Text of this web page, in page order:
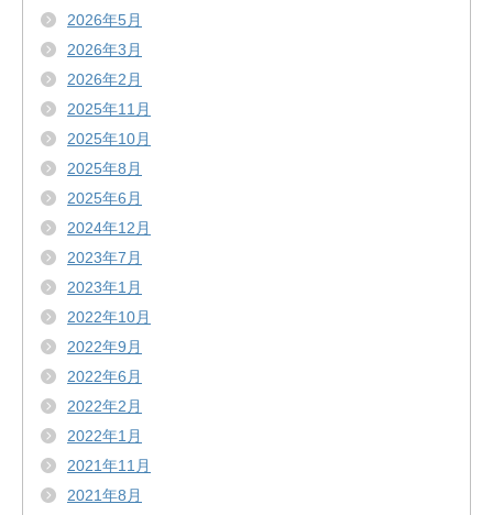
2026年5月
2026年3月
2026年2月
2025年11月
2025年10月
2025年8月
2025年6月
2024年12月
2023年7月
2023年1月
2022年10月
2022年9月
2022年6月
2022年2月
2022年1月
2021年11月
2021年8月